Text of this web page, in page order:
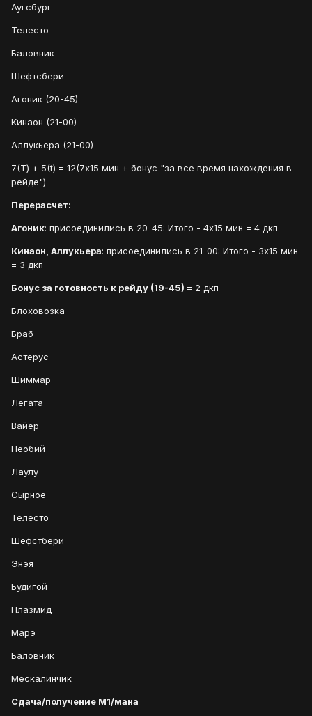
Аугсбург
Телесто
Баловник
Шефтсбери
Агоник (20-45)
Кинаон (21-00)
Аллукьера (21-00)
7(Т) + 5(t) = 12(7х15 мин + бонус "за все время нахождения в
рейде")
Перерасчет:
Агоник: присоединились в 20-45: Итого - 4х15 мин = 4 дкп
Кинаон, Аллукьера: присоединились в 21-00: Итого - 3х15 мин
= 3 дкп
Бонус за готовность к рейду (19-45) = 2 дкп
Блоховозка
Браб
Астерус
Шиммар
Легата
Вайер
Необий
Лаулу
Сырное
Телесто
Шефстбери
Энэя
Будигой
Плазмид
Марэ
Баловник
Мескалинчик
Сдача/получение М1/мана